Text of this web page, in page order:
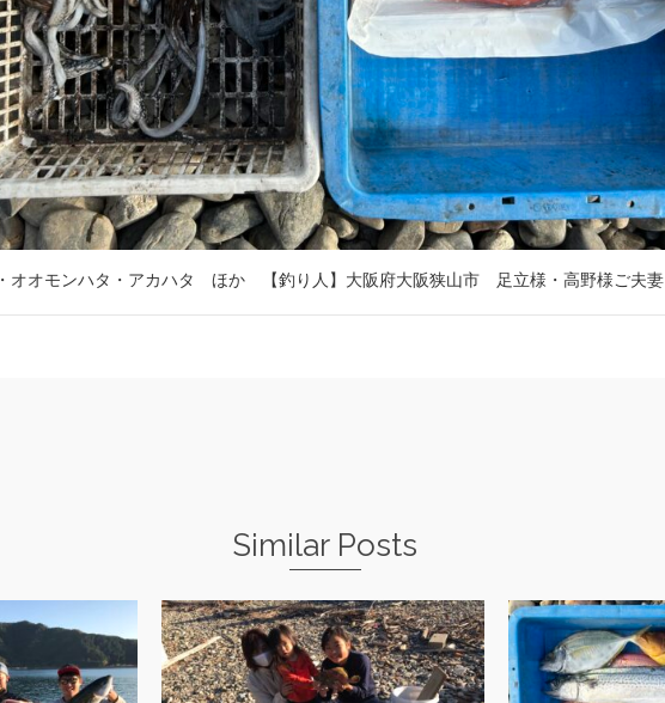
・オオモンハタ・アカハタ ほか 【釣り人】大阪府大阪狭山市 足立様・高野様ご夫妻
Similar Posts